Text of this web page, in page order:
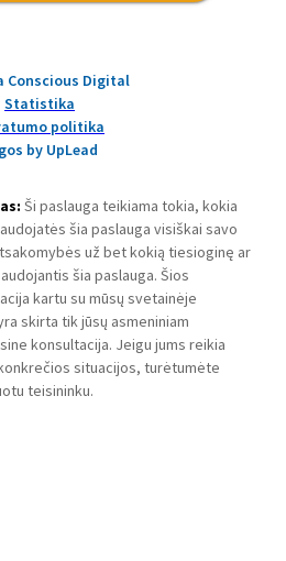
Conscious Digital
Statistika
politika
by UpLead
Ši paslauga teikiama tokia, kokia
šia paslauga visiškai savo
už bet kokią tiesioginę ar
šia paslauga. Šios
kartu su mūsų svetainėje
skirta tik jūsų asmeniniam
konsultacija. Jeigu jums reikia
situacijos, turėtumėte
teisininku.